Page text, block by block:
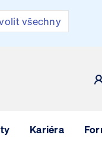
všechny
Kariéra